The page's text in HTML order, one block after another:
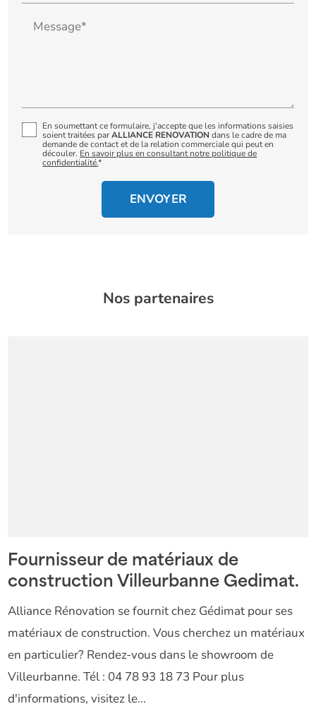
Message*
En soumettant ce formulaire, j'accepte que les informations saisies
soient traitées parALLIANCE RENOVATION dans le cadre de ma
demande de contact et de la relation commerciale qui peut en
découler. En savoir plus en consultant notre politique de
confidentialité.*
Nos partenaires
Fournisseur de matériaux de
construction Villeurbanne Gedimat.
Alliance Rénovation se fournit chez Gédimat pour ses
matériaux de construction. Vous cherchez un matériaux
en particulier? Rendez-vous dans le showroom de
Villeurbanne. Tél : 04 78 93 18 73 Pour plus
d'informations, visitez le...